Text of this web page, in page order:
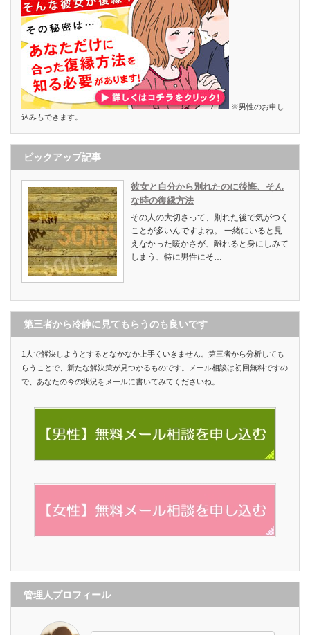
※男性のお申し
込みもできます。
ピックアップ記事
彼女と自分から別れたのに後悔、そん
な時の復縁方法
その人の大切さって、別れた後で気がつく
ことが多いんですよね。 一緒にいると見
えなかった暖かさが、離れると身にしみて
しまう、特に男性にそ…
第三者から冷静に見てもらうのも良いです
1人で解決しようとするとなかなか上手くいきません。第三者から分析しても
らうことで、新たな解決策が見つかるものです。メール相談は初回無料ですの
で、あなたの今の状況をメールに書いてみてくださいね。
管理人プロフィール